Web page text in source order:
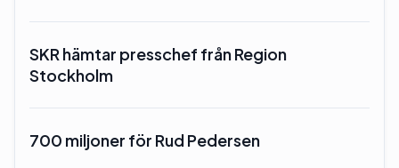
SKR hämtar presschef från Region
Stockholm
700 miljoner för Rud Pedersen